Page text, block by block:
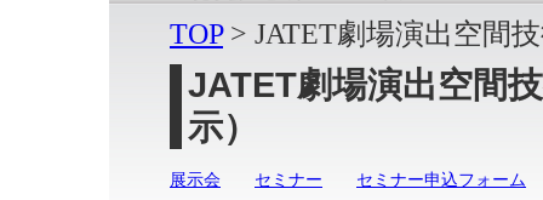
TOP JATET劇場演出空間
JATET劇場演出空間
示）
展示会 セミナー セミナー申込フォーム